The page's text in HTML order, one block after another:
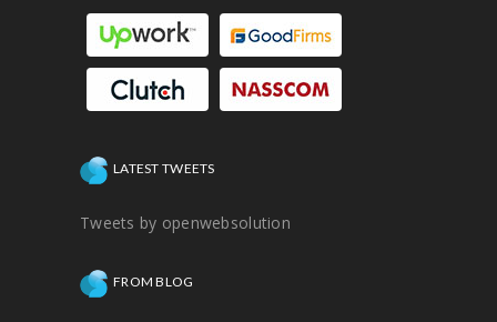
LATEST TWEETS
Tweets by openwebsolution
FROM BLOG